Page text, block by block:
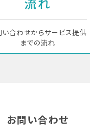
い合わせからサービス提供
までの流れ
お問い合わせ